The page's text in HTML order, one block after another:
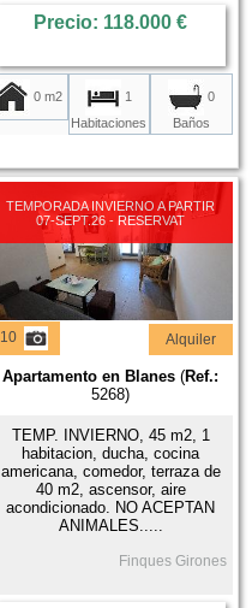
Precio: 118.000 €
0 m2
1
Habitaciones
0
Baños
TEMPORADA INVIERNO A PARTIR
07-SEPT.26 - RESERVAT
10 Alquiler
Apartamento en Blanes (Ref.:
5268)
TEMP. INVIERNO, 45 m2, 1
habitacion, ducha, cocina
americana, comedor, terraza de
40 m2, ascensor, aire
acondicionado. NO ACEPTAN
ANIMALES.....
Finques Girones